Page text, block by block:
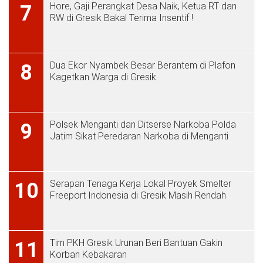
7
Hore, Gaji Perangkat Desa Naik, Ketua RT dan
RW di Gresik Bakal Terima Insentif !
8
Dua Ekor Nyambek Besar Berantem di Plafon
Kagetkan Warga di Gresik
9
Polsek Menganti dan Ditserse Narkoba Polda
Jatim Sikat Peredaran Narkoba di Menganti
10
Serapan Tenaga Kerja Lokal Proyek Smelter
Freeport Indonesia di Gresik Masih Rendah
11
Tim PKH Gresik Urunan Beri Bantuan Gakin
Korban Kebakaran